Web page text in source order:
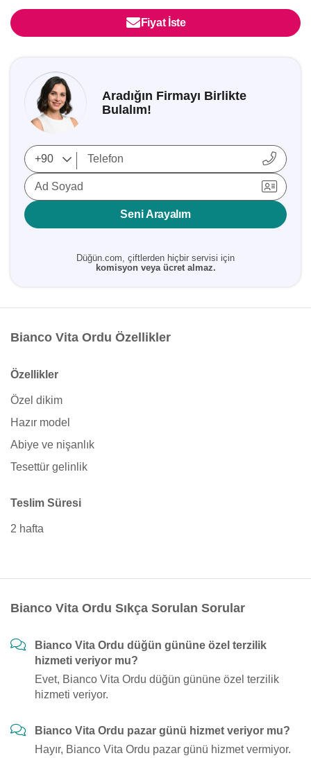
Fiyat İste
Aradığın Firmayı Birlikte
Bulalım!
Ad Soyad
Seni Arayalım
Düğün.com, çiftlerden hiçbir servisi için
komisyon veya ücret almaz.
Bianco Vita Ordu Özellikler
Özellikler
Özel dikim
Hazır model
Abiye ve nişanlık
Tesettür gelinlik
Teslim Süresi
2 hafta
Bianco Vita Ordu Sıkça Sorulan Sorular
Bianco Vita Ordu düğün gününe özel terzilik
hizmeti veriyor mu?
Evet, Bianco Vita Ordu düğün gününe özel terzilik
hizmeti veriyor.
Bianco Vita Ordu pazar günü hizmet veriyor mu?
Hayır, Bianco Vita Ordu pazar günü hizmet vermiyor.